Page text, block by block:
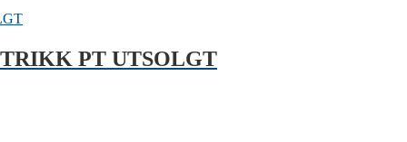
PT UTSOLGT